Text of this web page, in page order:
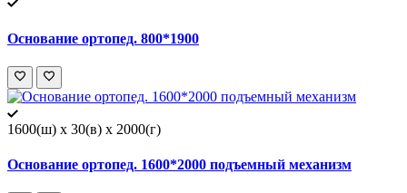
Основание ортопед. 800*1900
1600(ш) x 30(в) x 2000(г)
Основание ортопед. 1600*2000 подъемный механизм